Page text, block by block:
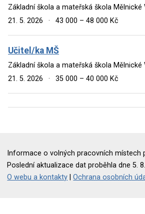
Základní škola a mateřská škola Mělnické
21. 5. 2026
· 43 000 – 48 000 Kč
Učitel/ka MŠ
Základní škola a mateřská škola Mělnické
21. 5. 2026
· 35 000 – 40 000 Kč
Informace o volných pracovních místech
Poslední aktualizace dat proběhla dne 5.
O webu a kontakty |Ochrana osobních